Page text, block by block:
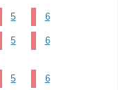
5 6
5 6
5 6